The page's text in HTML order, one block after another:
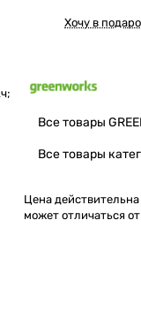
Хочу в
Все товары
Все товары
Цена
может отличаться